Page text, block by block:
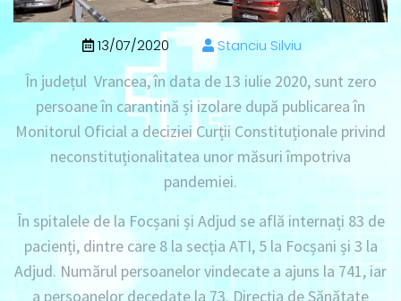
13/07/2020 Stanciu Silviu
În județul Vrancea, în data de 13 iulie 2020, sunt zero
persoane în carantină și izolare după publicarea în
Monitorul Oficial a deciziei Curții Constituționale privind
neconstituționalitatea unor măsuri împotriva
pandemiei.
În spitalele de la Focșani și Adjud se află internați 83 de
pacienți, dintre care 8 la secția ATI, 5 la Focșani și 3 la
Adjud. Numărul persoanelor vindecate a ajuns la 741, iar
a persoanelor decedate la 73. Direcția de Sănătate